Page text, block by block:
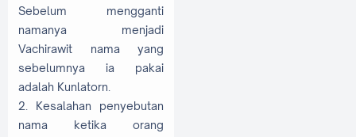
Sebelum mengganti
namanya menjadi
Vachirawit nama yang
sebelumnya ia pakai
adalah Kunlatorn.
2. Kesalahan penyebutan
nama ketika orang